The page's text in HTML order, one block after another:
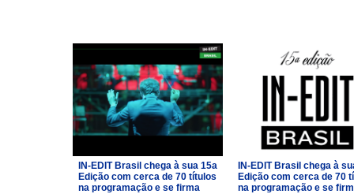
IN-EDIT Brasil chega à sua 15a
Edição com cerca de 70 títulos
na programação e se firma
IN-EDIT Brasil chega à
Edição com cerca de 70
na programação e se